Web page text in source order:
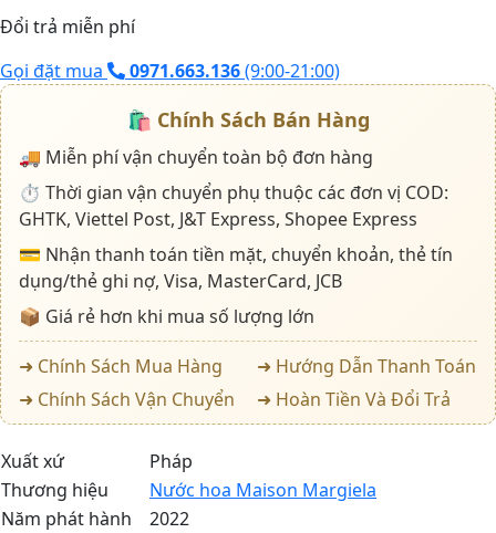
Đổi trả miễn phí
Gọi đặt mua
0971.663.136(9:00-21:00)
🛍️ Chính Sách Bán Hàng
🚚 Miễn phí vận chuyển toàn bộ đơn hàng
⏱️ Thời gian vận chuyển phụ thuộc các đơn vị COD:
GHTK, Viettel Post, J&T Express, Shopee Express
💳 Nhận thanh toán tiền mặt, chuyển khoản, thẻ tín
dụng/thẻ ghi nợ, Visa, MasterCard, JCB
📦 Giá rẻ hơn khi mua số lượng lớn
➜ Chính Sách Mua Hàng
➜ Hướng Dẫn Thanh Toán
➜ Chính Sách Vận Chuyển
➜ Hoàn Tiền Và Đổi Trả
Xuất xứ
Pháp
Thương hiệu
Nước hoa Maison Margiela
Năm phát hành
2022